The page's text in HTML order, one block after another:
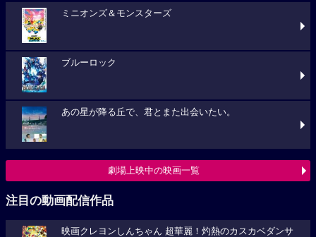
ミニオンズ＆モンスターズ
ブルーロック
あの星が降る丘で、君とまた出会いたい。
劇場上映中の映画一覧
注目の動画配信作品
映画クレヨンしんちゃん 超華麗！灼熱のカスカベダンサ